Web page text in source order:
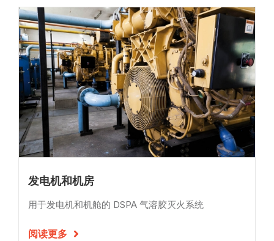
发电机和机房
用于发电机和机舱的 DSPA 气溶胶灭火系统
阅读更多 